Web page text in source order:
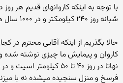
با توجه به اینکه کاروانهای قدیم هر
شبانه روز ۲۴۰ کیلومکتر و در ۱۰۰۰ سال هم84960000 کیلومتر یشه
حالا بگذریم از اینکه آقایی محترم در
کاروان و پیمایش ما چیزی نوشته شده
نهاتا در روز ۴۰ تا ۵۰
فرسخ و منزل سنجیده میشده نه با